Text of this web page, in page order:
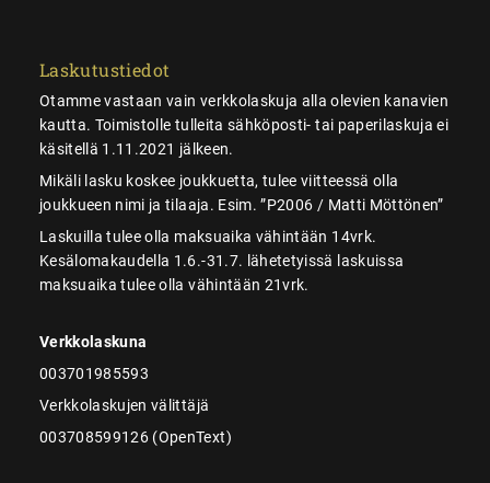
Laskutustiedot
Otamme vastaan vain verkkolaskuja alla olevien kanavien
kautta. Toimistolle tulleita sähköposti- tai paperilaskuja ei
käsitellä 1.11.2021 jälkeen.
Mikäli lasku koskee joukkuetta, tulee viitteessä olla
joukkueen nimi ja tilaaja. Esim. ”P2006 / Matti Möttönen”
Laskuilla tulee olla maksuaika vähintään 14vrk.
Kesälomakaudella 1.6.-31.7. lähetetyissä laskuissa
maksuaika tulee olla vähintään 21vrk.
Verkkolaskuna
003701985593
Verkkolaskujen välittäjä
003708599126 (OpenText)